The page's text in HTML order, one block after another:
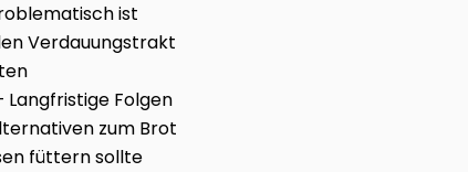
ist
Verdauungstrakt
Langfristige Folgen
zum Brot
füttern sollte